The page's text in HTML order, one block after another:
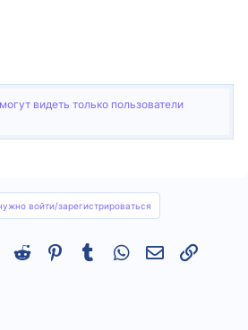
видеть только пользователи
войти/зарегистрироваться
Reddit Pinterest
Tumblr WhatsAppСсылка